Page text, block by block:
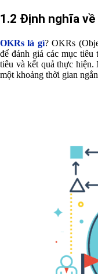
1.2 Định nghĩa về
OKRs là gì? OKRs
để đánh giá các mục
tiêu và kết quả thực
một khoảng thời gian